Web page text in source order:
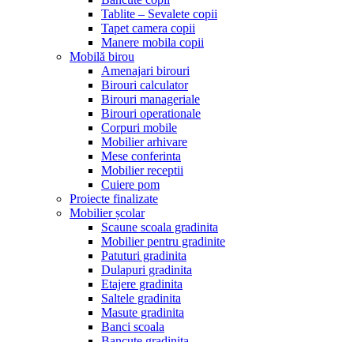
Tablite – Sevalete copii
Tapet camera copii
Manere mobila copii
Mobilă birou
Amenajari birouri
Birouri calculator
Birouri manageriale
Birouri operationale
Corpuri mobile
Mobilier arhivare
Mese conferinta
Mobilier receptii
Cuiere pom
Proiecte finalizate
Mobilier școlar
Scaune scoala gradinita
Mobilier pentru gradinite
Patuturi gradinita
Dulapuri gradinita
Etajere gradinita
Saltele gradinita
Masute gradinita
Banci scoala